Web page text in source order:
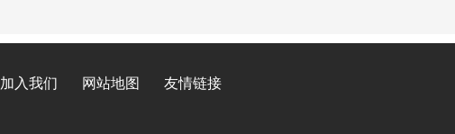
加入我们 网站地图 友情链接